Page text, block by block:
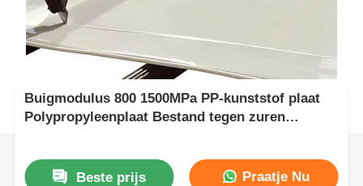
Buigmodulus 800 1500MPa PP-kunststof plaat
Polypropyleenplaat Bestand tegen zuren
Beste prijs
Praatje Nu